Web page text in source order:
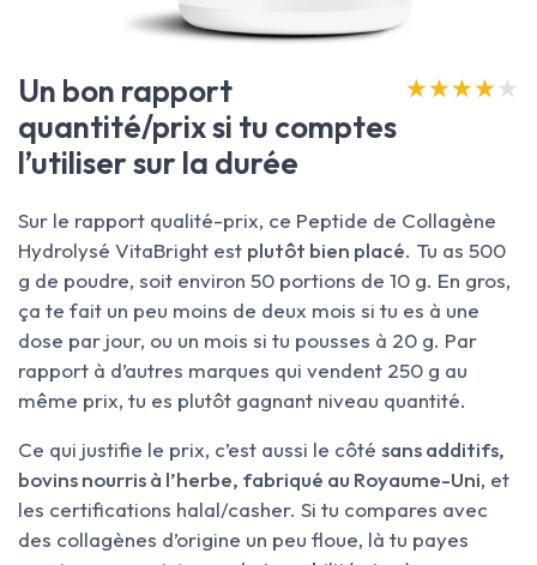
Un bon rapport
quantité/prix si tu comptes
l’utiliser sur la durée
★★★★★
★★★★★
Sur le rapport qualité-prix, ce Peptide de Collagène
Hydrolysé VitaBright est plutôt bien placé. Tu as 500
g de poudre, soit environ 50 portions de 10 g. En gros,
ça te fait un peu moins de deux mois si tu es à une
dose par jour, ou un mois si tu pousses à 20 g. Par
rapport à d’autres marques qui vendent 250 g au
même prix, tu es plutôt gagnant niveau quantité.
Ce qui justifie le prix, c’est aussi le côté sans additifs,
bovins nourris à l’herbe, fabriqué au Royaume-Uni, et
les certifications halal/casher. Si tu compares avec
des collagènes d’origine un peu floue, là tu payes